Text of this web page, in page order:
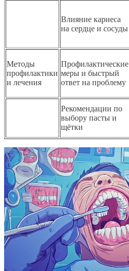
Влияние кариеса
на сердце и сосуды
Методы
профилактики
и лечения
Профилактические
меры и быстрый
ответ на проблему
Рекомендации по
выбору пасты и
щётки